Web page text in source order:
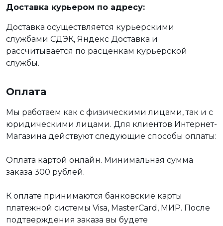
Доставка курьером по адресу:
Доставка осуществляется курьерскими
службами СДЭК, Яндекс Доставка и
рассчитывается по расценкам курьерской
службы.
Оплата
Мы работаем как с физическими лицами, так и с
юридическими лицами. Для клиентов Интернет-
Магазина действуют следующие способы оплаты:
Оплата картой онлайн. Минимальная сумма
заказа 300 рублей.
К оплате принимаются банковские карты
платежной системы Visa, MasterCard, МИР. После
подтверждения заказа вы будете